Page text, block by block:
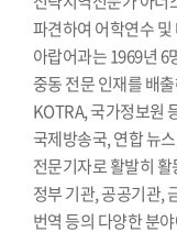
파견하여 어학연수
아랍어과는 1969년 6
중동 전문 인재를 배
KOTRA, 국가정보원
국제방송국, 연합 뉴
전문기자로 활발히
정부 기관, 공공기관,
번역 등의 다양한 분